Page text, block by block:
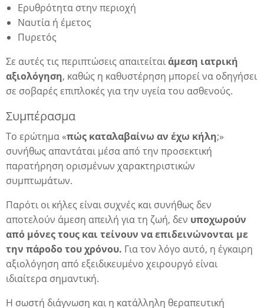
Ερυθρότητα στην περιοχή
Ναυτία ή έμετος
Πυρετός
Σε αυτές τις περιπτώσεις απαιτείταιάμεση ιατρική
αξιολόγηση, καθώς η καθυστέρηση μπορεί να οδηγήσει
σε σοβαρές επιπλοκές για την υγεία του ασθενούς.
Συμπέρασμα
Το ερώτημα «πώς καταλαβαίνω αν έχω κήλη;»
συνήθως απαντάται μέσα από την προσεκτική
παρατήρηση ορισμένων χαρακτηριστικών
συμπτωμάτων.
Παρότι οι κήλες είναι συχνές και συνήθως δεν
αποτελούν άμεση απειλή για τη ζωή, δεν υποχωρούν
από μόνες τους και τείνουν να επιδεινώνονται με
την πάροδο του χρόνου. Για τον λόγο αυτό, η έγκαιρη
αξιολόγηση από εξειδικευμένο χειρουργό είναι
ιδιαίτερα σημαντική.
Η σωστή διάγνωση και η κατάλληλη θεραπευτική